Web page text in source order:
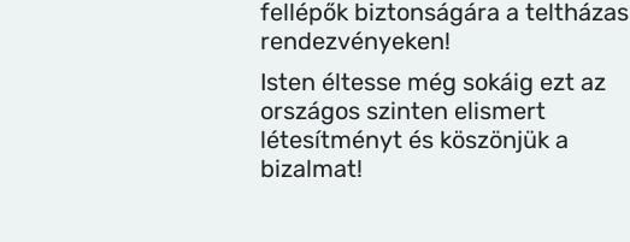
fellépők biztonságára a teltházas
rendezvényeken!
Isten éltesse még sokáig ezt az
országos szinten elismert
létesítményt és köszönjük a
bizalmat!